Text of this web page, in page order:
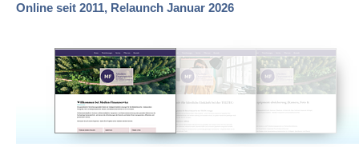
Online seit 2011, Relaunch Januar 2026